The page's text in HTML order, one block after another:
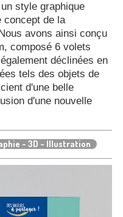
style graphique
concept de la
avons ainsi conçu
composé 6 volets
déclinées en
tels des objets de
d'une belle
d'une nouvelle
- 3D - Illustration